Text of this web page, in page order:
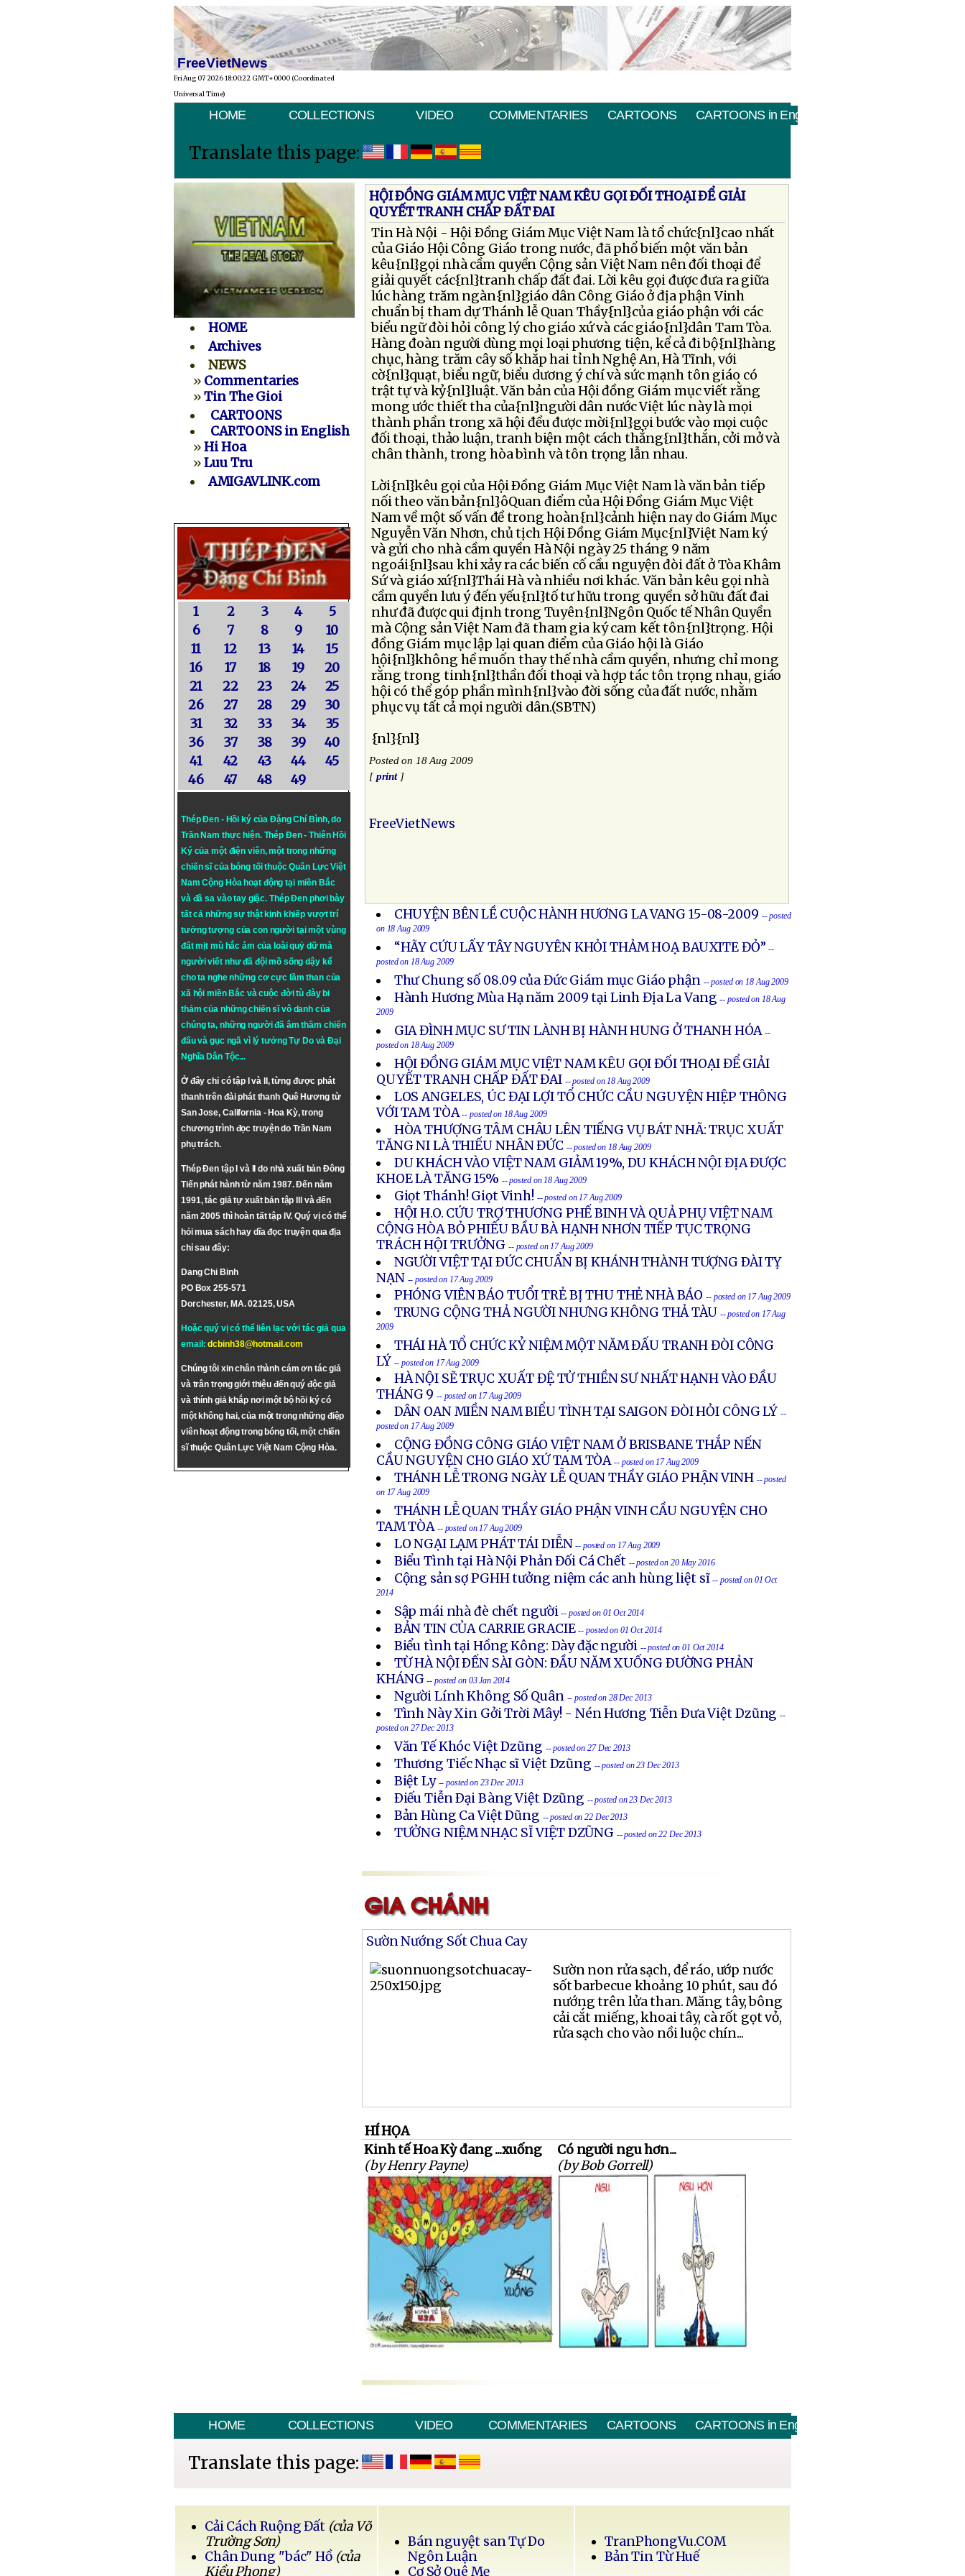
FreeVietNews
Fri Aug 07 2026 18:00:22 GMT+0000 (Coordinated
Universal Time)
HOME COLLECTIONS VIDEO COMMENTARIES CARTOONS CARTOONS in English
Translate this page:
HOME
Archives
NEWS
» Commentaries
»Tin The Gioi
CARTOONS
CARTOONS in English
»Hi Hoa
»Luu Tru
AMIGAVLINK.com
1 2 3 4
5
6
7 8 9
10
11
12 13 14
15
16
17 18 19
20
21
22 23 24
25
26
27 28 29
30
31
32 33 34
35
36
37 38 39
40
41
42 43 44
45
46
47 48 49
Thép Đen - Hồi ký của Đặng Chí Bình, do
Trần Nam thực hiện. Thép Đen- Thiên Hồi
Ký của một điện viên, một trong những
chiến sĩ của bóng tối thuộc Quân Lực Việt
Nam Cộng Hòa hoạt động tại miền Bắc
và đã sa vào tay giặc. Thép Đen phơi bày
tất cả những sự thật kinh khiếp vượt trí
tưởng tượng của con người tại một vùng
đất mịt mù hắc ám của loài quỷ dữ mà
người viết như đã đội mồ sống dậy kể
cho ta nghe những cơ cực lầm than của
xã hội miền Bắc và cuộc đời tù đày bi
thảm của những chiến sĩ vô danh của
chúng ta, những người đã âm thầm chiến
đấu và gục ngã vì lý tưởngTự DovàĐại
Nghĩa Dân Tộc...
Ở đây chỉ có tập I và II, từng được phát
thanh trên đài phát thanh Quê Hương từ
San Jose, California - Hoa Kỳ, trong
chương trình đọc truyện do Trần Nam
phụ trách.
Thép Đen tập I và II do nhà xuất bản Đông
Tiến phát hành từ năm 1987. Đến năm
1991, tác giả tự xuất bản tập III và đến
năm 2005 thì hoàn tất tập IV. Quý vị có thể
hỏi mua sách hay dĩa đọc truyện qua địa
chỉ sau đây:
Dang Chi Binh
PO Box 255-571
Dorchester, MA. 02125, USA
Hoặc quý vị có thể liên lạc với tác giả qua
email:dcbinh38@hotmail.com
Chúng tôi xin chân thành cám ơn tác giả
và trân trọng giới thiệu đến quý độc giả
và thính giả khắp nơi một bộ hồi ký có
một không hai, của một trong những điệp
viên hoạt động trong bóng tối, một chiến
sĩ thuộc Quân Lực Việt Nam Cộng Hòa.
HỘI ÐỒNG GIÁM MỤC VIỆT NAM KÊU GỌI ÐỐI THOẠI ÐỂ GIẢI
QUYẾT TRANH CHẤP ÐẤT ÐAI
Tin Hà Nội - Hội Ðồng Giám Mục Việt Nam là tổ chức{nl}cao nhất
của Giáo Hội Công Giáo trong nước, đã phổ biến một văn bản
kêu{nl}gọi nhà cầm quyền Cộng sản Việt Nam nên đối thoại để
giải quyết các{nl}tranh chấp đất đai. Lời kêu gọi được đưa ra giữa
lúc hàng trăm ngàn{nl}giáo dân Công Giáo ở địa phận Vinh
chuẩn bị tham dự Thánh lễ Quan Thầy{nl}của giáo phận với các
biểu ngữ đòi hỏi công lý cho giáo xứ và các giáo{nl}dân Tam Tòa.
Hàng đoàn người dùng mọi loại phương tiện, kể cả đi bộ{nl}hàng
chục, hàng trăm cây số khắp hai tỉnh Nghệ An, Hà Tĩnh, với
cờ{nl}quạt, biểu ngữ, biểu dương ý chí và sức mạnh tôn giáo có
trật tự và kỷ{nl}luật. Văn bản của Hội đồng Giám mục viết rằng
mong ước thiết tha của{nl}người dân nước Việt lúc này là mọi
thành phần trong xã hội đều được mời{nl}gọi bước vào mọi cuộc
đối thoại, thảo luận, tranh biện một cách thẳng{nl}thắn, cởi mở và
chân thành, trong hòa bình và tôn trọng lẫn nhau.
Lời{nl}kêu gọi của Hội Ðồng Giám Mục Việt Nam là văn bản tiếp
nối theo văn bản{nl}ôQuan điểm của Hội Ðồng Giám Mục Việt
Nam về một số vấn đề trong hoàn{nl}cảnh hiện nay do Giám Mục
Nguyễn Văn Nhơn, chủ tịch Hội Ðồng Giám Mục{nl}Việt Nam ký
và gửi cho nhà cầm quyền Hà Nội ngày 25 tháng 9 năm
ngoái{nl}sau khi xảy ra các biến cố cầu nguyện đòi đất ở Tòa Khâm
Sứ và giáo xứ{nl}Thái Hà và nhiều nơi khác. Văn bản kêu gọi nhà
cầm quyền lưu ý đến yếu{nl}tố tư hữu trong quyền sở hữu đất đai
như đã được qui định trong Tuyên{nl}Ngôn Quốc tế Nhân Quyền
mà Cộng sản Việt Nam đã tham gia ký cam kết tôn{nl}trọng. Hội
đồng Giám mục lập lại quan điểm của Giáo hội là Giáo
hội{nl}không hề muốn thay thế nhà cầm quyền, nhưng chỉ mong
rằng trong tinh{nl}thần đối thoại và hợp tác tôn trọng nhau, giáo
hội có thể góp phần mình{nl}vào đời sống của đất nước, nhằm
phục vụ tất cả mọi người dân.(SBTN)
{nl}{nl}
Posted on 18 Aug 2009
[print]
FreeVietNews
CHUYỆN BÊN LỀ CUỘC HÀNH HƯƠNG LA VANG 15-08-2009 -- posted
on 18 Aug 2009
“HÃY CỨU LẤY TÂY NGUYÊN KHỎI THẢM HOẠ BAUXITE ĐỎ” --
posted on 18 Aug 2009
Thư Chung số 08.09 của Đức Giám mục Giáo phận -- posted on 18 Aug 2009
Hành Hương Mùa Hạ năm 2009 tại Linh Địa La Vang -- posted on 18 Aug
2009
GIA ĐÌNH MỤC SƯ TIN LÀNH BỊ HÀNH HUNG Ở THANH HÓA --
posted on 18 Aug 2009
HỘI ĐỒNG GIÁM MỤC VIỆT NAM KÊU GỌI ĐỐI THOẠI ĐỂ GIẢI
QUYẾT TRANH CHẤP ĐẤT ĐAI -- posted on 18 Aug 2009
LOS ANGELES, ÚC ĐẠI LỢI TỔ CHỨC CẦU NGUYỆN HIỆP THÔNG
VỚI TAM TÒA -- posted on 18 Aug 2009
HÒA THƯỢNG TÂM CHÂU LÊN TIẾNG VỤ BÁT NHÃ: TRỤC XUẤT
TĂNG NI LÀ THIẾU NHÂN ĐỨC -- posted on 18 Aug 2009
DU KHÁCH VÀO VIỆT NAM GIẢM 19%, DU KHÁCH NỘI ĐỊA ĐƯỢC
KHOE LÀ TĂNG 15% -- posted on 18 Aug 2009
Giọt Thánh! Giọt Vinh! -- posted on 17 Aug 2009
HỘI H.O. CỨU TRỢ THƯƠNG PHẾ BINH VÀ QUẢ PHỤ VIỆT NAM
CỘNG HÒA BỎ PHIẾU BẦU BÀ HẠNH NHƠN TIẾP TỤC TRỌNG
TRÁCH HỘI TRƯỞNG -- posted on 17 Aug 2009
NGƯỜI VIỆT TẠI ÐỨC CHUẨN BỊ KHÁNH THÀNH TƯỢNG ÐÀI TỴ
NẠN -- posted on 17 Aug 2009
PHÓNG VIÊN BÁO TUỔI TRẺ BỊ THU THẺ NHÀ BÁO -- posted on 17 Aug 2009
TRUNG CỘNG THẢ NGƯỜI NHƯNG KHÔNG THẢ TÀU -- posted on 17 Aug
2009
THÁI HÀ TỔ CHỨC KỶ NIỆM MỘT NĂM ĐẤU TRANH ĐÒI CÔNG
LÝ -- posted on 17 Aug 2009
HÀ NỘI SẼ TRỤC XUẤT ĐỆ TỬ THIỀN SƯ NHẤT HẠNH VÀO ĐẦU
THÁNG 9 -- posted on 17 Aug 2009
DÂN OAN MIỀN NAM BIỂU TÌNH TẠI SAIGON ĐÒI HỎI CÔNG LÝ --
posted on 17 Aug 2009
CỘNG ĐỒNG CÔNG GIÁO VIỆT NAM Ở BRISBANE THẮP NẾN
CẦU NGUYỆN CHO GIÁO XỨ TAM TÒA -- posted on 17 Aug 2009
THÁNH LỄ TRONG NGÀY LỄ QUAN THẦY GIÁO PHẬN VINH -- posted
on 17 Aug 2009
THÁNH LỄ QUAN THẦY GIÁO PHẬN VINH CẦU NGUYỆN CHO
TAM TÒA -- posted on 17 Aug 2009
LO NGẠI LẠM PHÁT TÁI DIỄN -- posted on 17 Aug 2009
Biểu Tình tại Hà Nội Phản Đối Cá Chết -- posted on 20 May 2016
Cộng sản sợ PGHH tưởng niệm các anh hùng liệt sĩ -- posted on 01 Oct
2014
Sập mái nhà đè chết người -- posted on 01 Oct 2014
BẢN TIN CỦA CARRIE GRACIE-- posted on 01 Oct 2014
Biểu tình tại Hồng Kông: Dày đặc người -- posted on 01 Oct 2014
TỪ HÀ NỘI ÐẾN SÀI GÒN: ÐẦU NĂM XUỐNG ÐƯỜNG PHẢN
KHÁNG-- posted on 03 Jan 2014
Người Lính Không Số Quân -- posted on 28 Dec 2013
Tình Này Xin Gởi Trời Mây! - Nén Hương Tiễn Ðưa Việt Dzũng --
posted on 27 Dec 2013
Văn Tế Khóc Việt Dzũng -- posted on 27 Dec 2013
Thương Tiếc Nhạc sĩ Việt Dzũng -- posted on 23 Dec 2013
Biệt Ly -- posted on 23 Dec 2013
Ðiếu Tiễn Ðại Bàng Việt Dzũng -- posted on 23 Dec 2013
Bản Hùng Ca Việt Dũng -- posted on 22 Dec 2013
TƯỞNG NIỆM NHẠC SĨ VIỆT DZŨNG -- posted on 22 Dec 2013
Sườn Nướng Sốt Chua Cay
Sườn non rửa sạch, để ráo, ướp nước
sốt barbecue khoảng 10 phút, sau đó
nướng trên lửa than. Măng tây, bông
cải cắt miếng, khoai tây, cà rốt gọt vỏ,
rửa sạch cho vào nồi luộc chín...
HÍ HỌA
Kinh tế Hoa Kỳ đang ...xuống
(by Henry Payne)
Có người ngu hơn...
(by Bob Gorrell)
HOME COLLECTIONS VIDEO COMMENTARIES CARTOONS CARTOONS in English
Translate this page:
Cải Cách Ruộng Đất (của Võ
Trường Sơn)
Chân Dung "bác" Hồ (của
Kiều Phong)
Bán nguyệt san Tự Do
Ngôn Luận
Cơ Sở Quê Mẹ
TranPhongVu.COM
Bản Tin Từ Huế